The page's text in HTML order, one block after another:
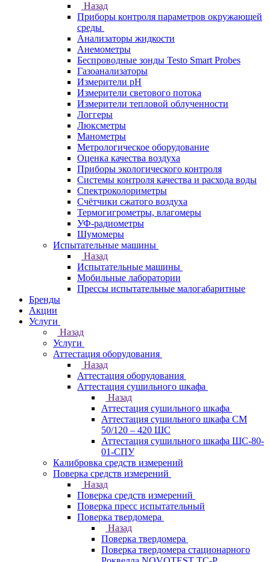
Назад
Приборы контроля параметров окружающей
среды
Анализаторы жидкости
Анемометры
Беспроводные зонды Testo Smart Probes
Газоанализаторы
Измерители pH
Измерители светового потока
Измерители тепловой облученности
Логгеры
Люксметры
Манометры
Метрологическое оборудование
Оценка качества воздуха
Приборы экологического контроля
Системы контроля качества и расхода воды
Спектроколориметры
Счётчики сжатого воздуха
Термогигрометры, влагомеры
УФ-радиометры
Шумомеры
Испытательные машины
Назад
Испытательные машины
Мобильные лаборатории
Прессы испытательные малогабаритные
Бренды
Акции
Услуги
Назад
Услуги
Аттестация оборудования
Назад
Аттестация оборудования
Аттестация сушильного шкафа
Назад
Аттестация сушильного шкафа
Аттестация сушильного шкафа СМ
50/120 – 420 ШС
Аттестация сушильного шкафа ШС-80-
01-СПУ
Калибровка средств измерений
Поверка средств измерений
Назад
Поверка средств измерений
Поверка пресс испытательный
Поверка твердомера
Назад
Поверка твердомера
Поверка твердомера стационарного